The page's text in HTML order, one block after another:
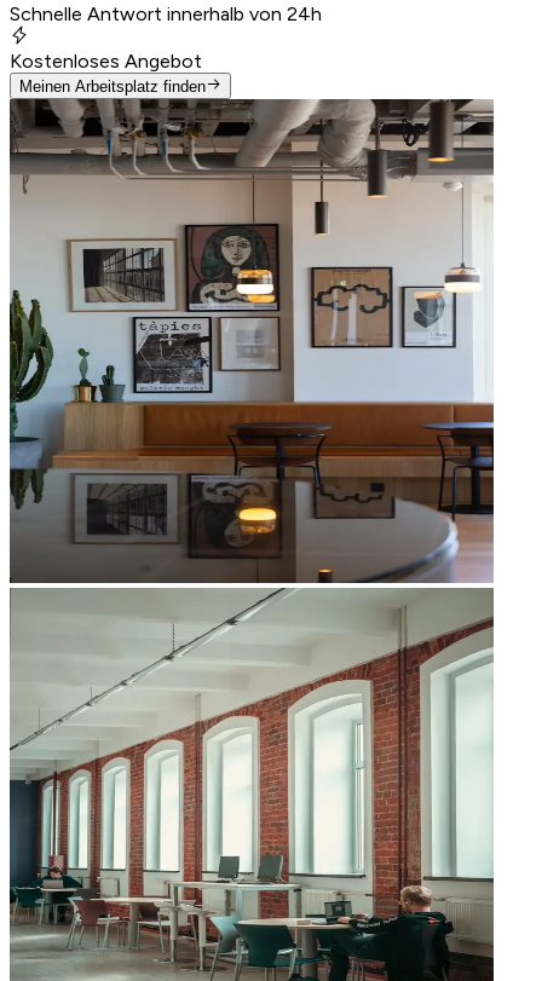
Schnelle Antwort innerhalb von 24h
Kostenloses Angebot
Meinen Arbeitsplatz finden